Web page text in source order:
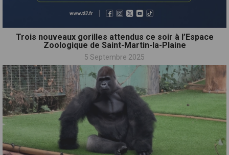
Trois nouveaux gorilles attendus ce soir à l’Espace
Zoologique de Saint-Martin-la-Plaine
5 Septembre 2025